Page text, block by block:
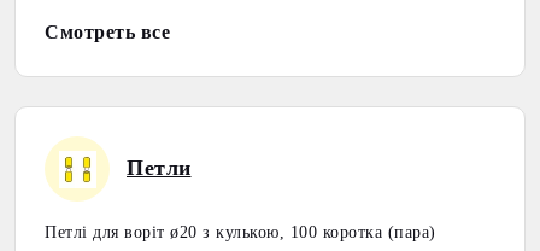
Смотреть все
Петли
Петлі для воріт ø20 з кулькою, 100 коротка (пара)